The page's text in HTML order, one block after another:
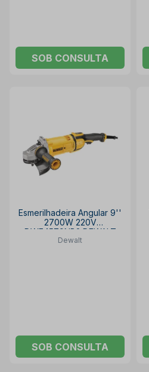
SOB CONSULTA
Esmerilhadeira Angular 9''
2700W 220V
DWE4579NB2 DEWALT
Dewalt
SOB CONSULTA